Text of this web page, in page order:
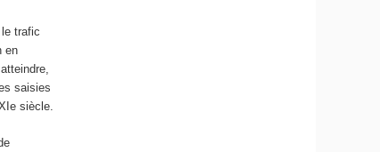
trafic
en
saisies
e siècle.